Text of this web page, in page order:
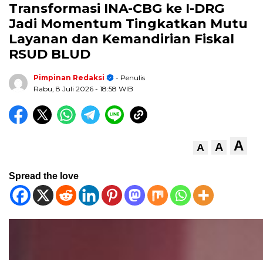
Transformasi INA-CBG ke I-DRG
Jadi Momentum Tingkatkan Mutu
Layanan dan Kemandirian Fiskal
RSUD BLUD
Pimpinan Redaksi
- Penulis
Rabu, 8 Juli 2026 - 18:58 WIB
A A A
Spread the love